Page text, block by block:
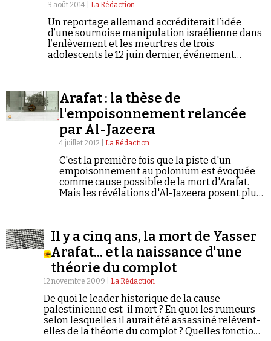
Revues de presse
Faire un don
Demander à Vera
3 août 2014 | La Rédaction
Un reportage allemand accréditerait l’idée
d’une sournoise manipulation israélienne dans
l’enlèvement et les meurtres de trois
adolescents le 12 juin dernier, événement
Arafat : la thèse de
l'empoisonnement relancée
par Al-Jazeera
4 juillet 2012 | La Rédaction
C'est la première fois que la piste d'un
empoisonnement au polonium est évoquée
comme cause possible de la mort d'Arafat.
Mais les révélations d'Al-Jazeera posent plus
Il y a cinq ans, la mort de Yasser
Arafat... et la naissance d'une
théorie du complot
12 novembre 2009 | La Rédaction
De quoi le leader historique de la cause
palestinienne est-il mort ? En quoi les rumeurs
selon lesquelles il aurait été assassiné relèvent-
elles de la théorie du complot ? Quelles fonctions